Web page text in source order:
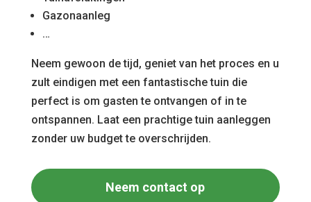
Gazonaanleg
…
Neem gewoon de tijd, geniet van het proces en u
zult eindigen met een fantastische tuin die
perfect is om gasten te ontvangen of in te
ontspannen. Laat een prachtige tuin aanleggen
zonder uw budget te overschrijden.
Neem contact op